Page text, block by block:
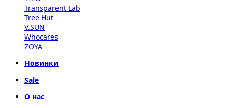
Transparent Lab
Tree Hut
V.SUN
Whocares
ZOYA
Новинки
Sale
О нас